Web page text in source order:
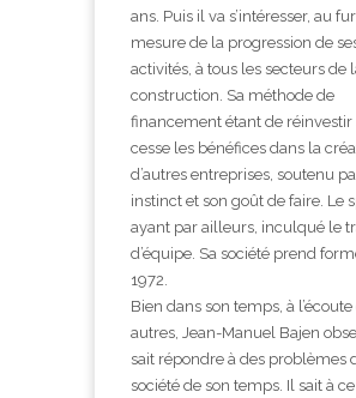
ans. Puis il va s’intéresser, au
mesure de la progression de
activités, à tous les secteurs de
construction. Sa méthode de
financement étant de réinvestir
cesse les bénéfices dans la
d’autres entreprises, soutenu
instinct et son goût de faire. Le
ayant par ailleurs, inculqué le
d’équipe. Sa société prend
1972.
Bien dans son temps, à l’écoute
autres, Jean-Manuel Bajen
sait répondre à des problèmes
société de son temps. Il sait à ce